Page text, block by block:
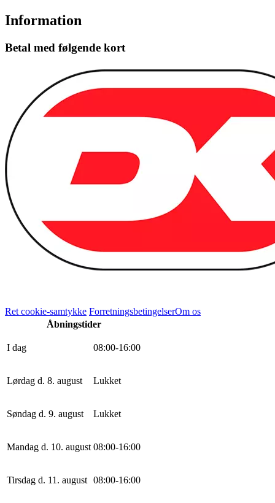
Information
Betal med følgende kort
Ret cookie-samtykke ForretningsbetingelserOm os
Åbningstider
I dag 08:00-16:00
Lørdag d. 8. august Lukket
Søndag d. 9. august Lukket
Mandag d. 10. august 08:00-16:00
Tirsdag d. 11. august 08:00-16:00